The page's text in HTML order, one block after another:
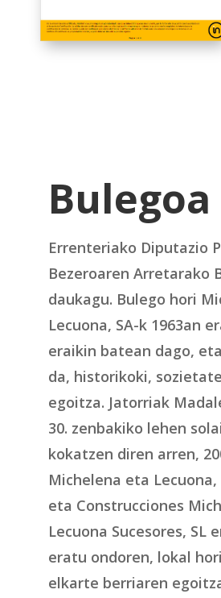
Bulegoa
Errenteriako Diputazio
Bezeroaren Arretarako
daukagu. Bulego hori
Lecuona, SA-k 1963an
eraikin batean dago,
da, historikoki,
egoitza. Jatorriak
30. zenbakiko lehen
kokatzen diren arren,
Michelena eta Lecuona,
eta Construcciones
Lecuona Sucesores, SL
eratu ondoren, lokal
elkarte berriaren